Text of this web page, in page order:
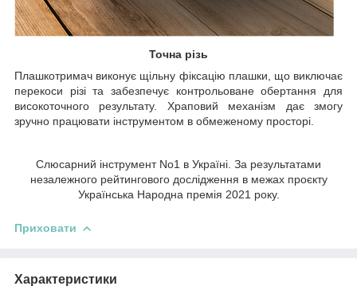
Точна різь
Плашкотримач виконує щільну фіксацію плашки, що виключає
перекоси різі та забезпечує контрольоване обертання для
високоточного результату. Храповий механізм дає змогу
зручно працювати інструментом в обмеженому просторі.
Слюсарний інструмент No1 в Україні. За результатами
незалежного рейтингового дослідження в межах проєкту
Українська Народна премія 2021 року.
Приховати
Характеристики